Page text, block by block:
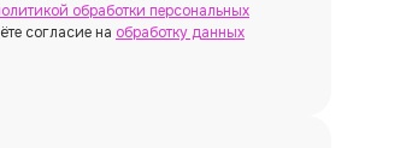
обработки персональных
согласие на обработку данных